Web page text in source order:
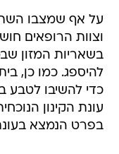
על אף שמצבו
וצוות הרופאים
בשאריות המזון
להיספג. כמו כן,
כדי להשיבו
עונת הקינון
בפרט הנמצא